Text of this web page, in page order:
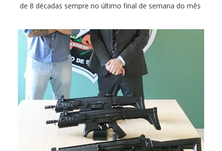
de 8 décadas sempre no último final de semana do mês